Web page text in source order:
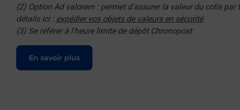
(2) Option Ad valorem : permet d'assurer la valeur du colis par
détails ici : expédier vos objets de valeurs en sécurité
(3) Se référer à l'heure limite de dépôt Chronopost
En savoir plus
Le lien s'ouvre dans un nouvel onglet